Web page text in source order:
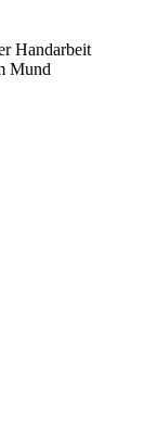
Handarbeit
Mund